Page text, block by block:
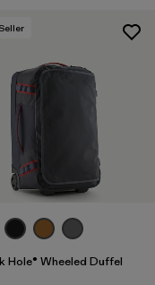
Hole® Wheeled Duffel